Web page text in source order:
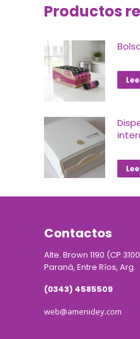
Productos
Contactos
Alte. Brown 1190 (CP
Paraná, Entre Ríos, Arg.
(0343) 4585509
web@amenidey.com